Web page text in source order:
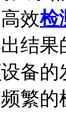
效检
结果
设备的
繁